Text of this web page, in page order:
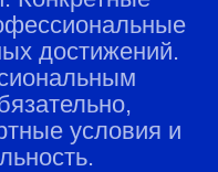
достижений.
условия и